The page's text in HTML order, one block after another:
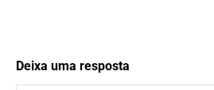
Deixa uma resposta